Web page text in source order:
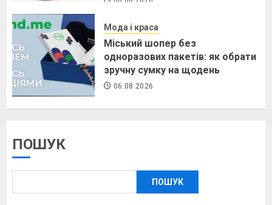
Мода і краса
Міський шопер без
одноразових пакетів: як обрати
зручну сумку на щодень
06.08.2026
ПОШУК
ПОШУК